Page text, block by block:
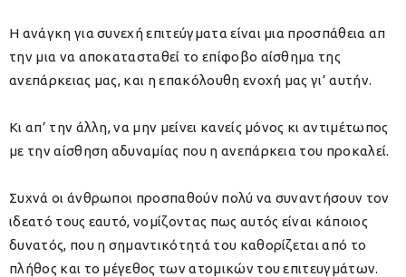
Η ανάγκη για συνεχή επιτεύγματα είναι μια προσπάθεια απ
την μια να αποκατασταθεί το επίφοβο αίσθημα της
ανεπάρκειας μας, και η επακόλουθη ενοχή μας γι’ αυτήν.
Κι απ’ την άλλη, να μην μείνει κανείς μόνος κι αντιμέτωπος
με την αίσθηση αδυναμίας που η ανεπάρκεια του προκαλεί.
Συχνά οι άνθρωποι προσπαθούν πολύ να συναντήσουν τον
ιδεατό τους εαυτό, νομίζοντας πως αυτός είναι κάποιος
δυνατός, που η σημαντικότητά του καθορίζεται από το
πλήθος και το μέγεθος των ατομικών του επιτευγμάτων.